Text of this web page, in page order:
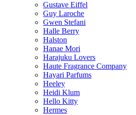
Gustave Eiffel
Guy Laroche
Gwen Stefani
Halle Berry
Halston
Hanae Mori
Harajuku Lovers
Haute Fragrance Company
Hayari Parfums
Heeley
Heidi Klum
Hello Kitty
Hermes